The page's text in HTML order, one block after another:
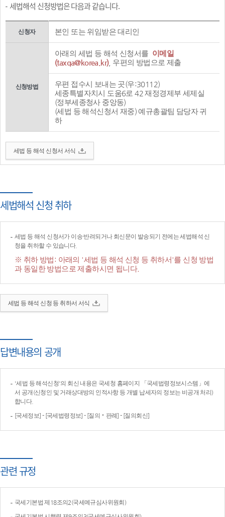
세법해석 신청방법은 다음과 같습니다.
신청자 본인 또는 위임받은 대리인
신청방법
아래의 세법 등 해석 신청서를 이메일
(taxqa@korea.kr), 우편의 방법으로 제출
우편 접수시 보내는 곳(우:30112)
세종특별자치시 도움6로 42 재정경제부 세제실
(정부세종청사 중앙동)
(세법 등 해석신청서 재중) 예규총괄팀 담당자 귀
하
세법 등 해석 신청서 서식
세법해석 신청 취하
세법 등 해석 신청서가 이송·반려되거나 회신문이 발송되기 전에는 세법해석 신
청을 취하할 수 있습니다.
※ 취하 방법: 아래의 '세법 등 해석 신청 등 취하서'를 신청 방법
과 동일한 방법으로 제출하시면 됩니다.
세법 등 해석 신청 등 취하서 서식
답변내용의 공개
'세법 등 해석신청'의 회신 내용은 국세청 홈페이지 「국세법령정보시스템」에
서 공개(신청인 및 거래상대방의 인적사항 등 개별 납세자의 정보는 비공개 처리)
합니다.
[국세정보] - [국세법령정보] - [질의‧판례] - [질의회신]
관련 규정
국세기본법 제18조의2(국세예규심사위원회)